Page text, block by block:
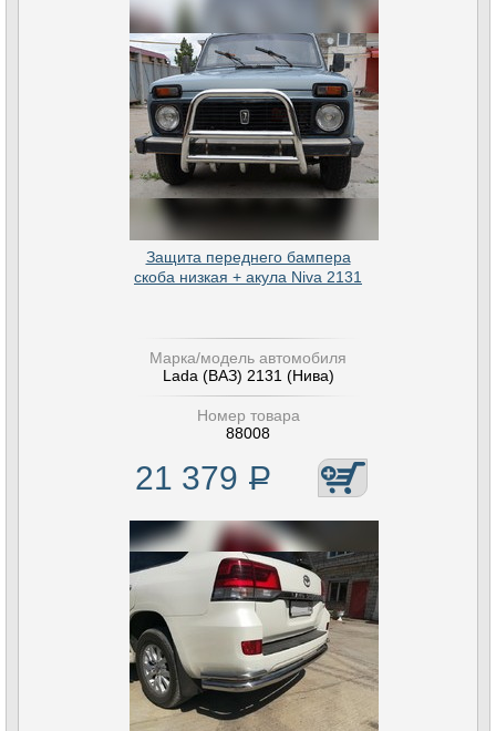
Защита переднего бампера
скоба низкая + акула Niva 2131
Марка/модель автомобиля
Lada (ВАЗ) 2131 (Нива)
Номер товара
88008
21 379 Р